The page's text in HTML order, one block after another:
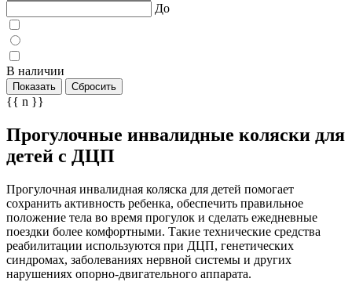
До
В наличии
Показать Сбросить
{{ n }}
Прогулочные инвалидные коляски для
детей с ДЦП
Прогулочная инвалидная коляска для детей помогает
сохранить активность ребенка, обеспечить правильное
положение тела во время прогулок и сделать ежедневные
поездки более комфортными. Такие технические средства
реабилитации используются при ДЦП, генетических
синдромах, заболеваниях нервной системы и других
нарушениях опорно-двигательного аппарата.